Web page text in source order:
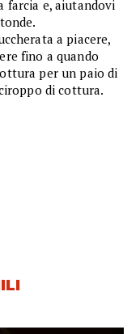
farcia e, aiutandovi
a piacere,
fino a quando
per un paio di
di cottura.